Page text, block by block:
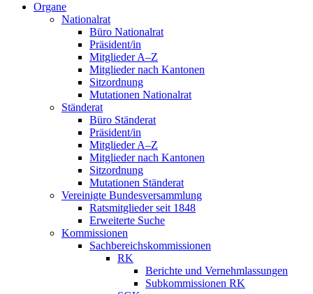
Organe
Nationalrat
Büro Nationalrat
Präsident/in
Mitglieder A–Z
Mitglieder nach Kantonen
Sitzordnung
Mutationen Nationalrat
Ständerat
Büro Ständerat
Präsident/in
Mitglieder A–Z
Mitglieder nach Kantonen
Sitzordnung
Mutationen Ständerat
Vereinigte Bundesversammlung
Ratsmitglieder seit 1848
Erweiterte Suche
Kommissionen
Sachbereichskommissionen
RK
Berichte und Vernehmlassungen
Subkommissionen RK